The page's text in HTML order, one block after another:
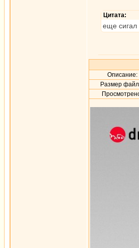
Цитата:
еще сигал
Описание:
Размер